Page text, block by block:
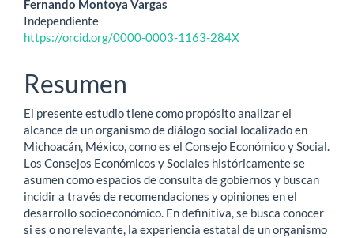
Contenido
principal
artículo
Fernando Montoya Vargas
Independiente
https://orcid.org/0000-0003-1163-284X
Resumen
El presente estudio tiene como propósito analizar el
alcance de un organismo de diálogo social localizado en
Michoacán, México, como es el Consejo Económico y Social.
Los Consejos Económicos y Sociales históricamente se
asumen como espacios de consulta de gobiernos y buscan
incidir a través de recomendaciones y opiniones en el
desarrollo socioeconómico. En definitiva, se busca conocer
si es o no relevante, la experiencia estatal de un organismo